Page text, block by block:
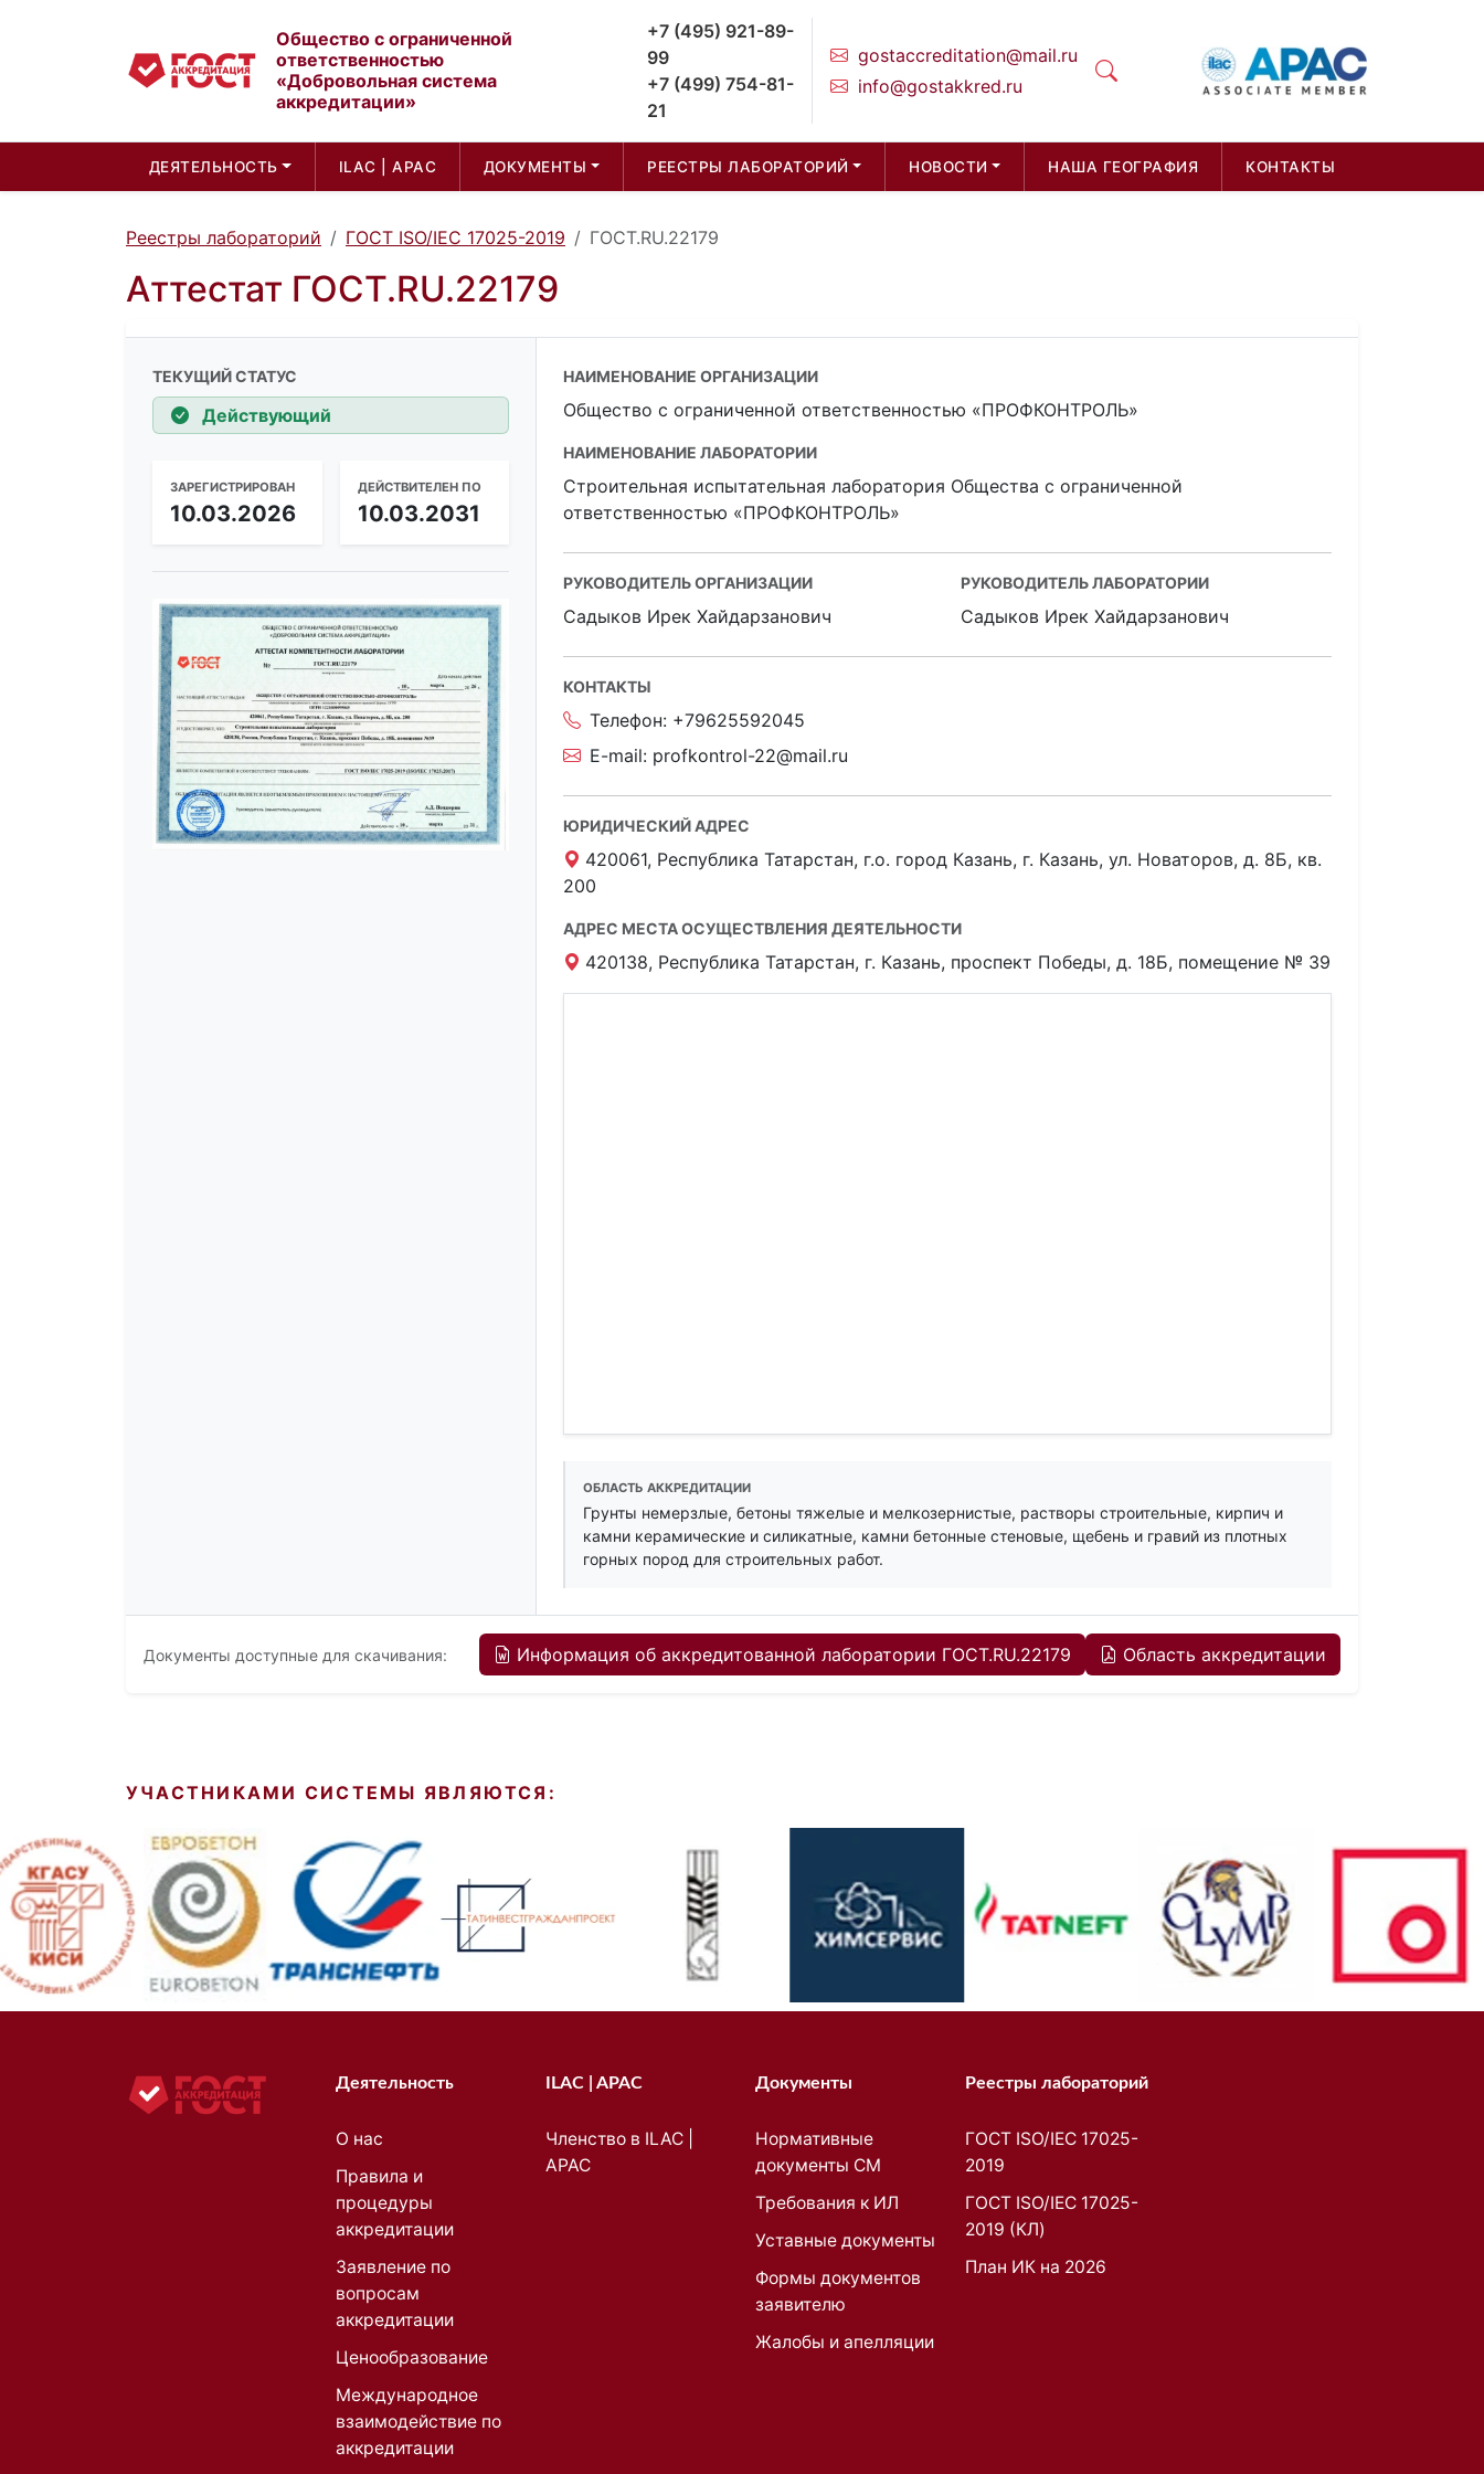
Общество с ограниченной
ответственностью
«Добровольная система
аккредитации»
+7 (495) 921-89-
99
+7 (499) 754-81-
21
gostaccreditation@mail.ru
info@gostakkred.ru
ДЕЯТЕЛЬНОСТЬ ILAC | APAC ДОКУМЕНТЫ РЕЕСТРЫ ЛАБОРАТОРИЙ НОВОСТИ НАША ГЕОГРАФИЯ КОНТАКТЫ
Реестры лабораторий ГОСТ ISO/IEC 17025-2019 ГОСТ.RU.22179
Аттестат ГОСТ.RU.22179
ТЕКУЩИЙ СТАТУС
Действующий
ЗАРЕГИСТРИРОВАН
10.03.2026
ДЕЙСТВИТЕЛЕН ПО
10.03.2031
НАИМЕНОВАНИЕ ОРГАНИЗАЦИИ
Общество с ограниченной ответственностью «ПРОФКОНТРОЛЬ»
НАИМЕНОВАНИЕ ЛАБОРАТОРИИ
Строительная испытательная лаборатория Общества с ограниченной
ответственностью «ПРОФКОНТРОЛЬ»
РУКОВОДИТЕЛЬ ОРГАНИЗАЦИИ
Садыков Ирек Хайдарзанович
РУКОВОДИТЕЛЬ ЛАБОРАТОРИИ
Садыков Ирек Хайдарзанович
КОНТАКТЫ
Телефон: +79625592045
E-mail: profkontrol-22@mail.ru
ЮРИДИЧЕСКИЙ АДРЕС
420061, Республика Татарстан, г.о. город Казань, г. Казань, ул. Новаторов, д. 8Б, кв.
200
АДРЕС МЕСТА ОСУЩЕСТВЛЕНИЯ ДЕЯТЕЛЬНОСТИ
420138, Республика Татарстан, г. Казань, проспект Победы, д. 18Б, помещение № 39
ОБЛАСТЬ АККРЕДИТАЦИИ
Грунты немерзлые, бетоны тяжелые и мелкозернистые, растворы строительные, кирпич и
камни керамические и силикатные, камни бетонные стеновые, щебень и гравий из плотных
горных пород для строительных работ.
Документы доступные для скачивания: Информация об аккредитованной лаборатории ГОСТ.RU.22179 Область аккредитации
УЧАСТНИКАМИ СИСТЕМЫ ЯВЛЯЮТСЯ:
Деятельность
О нас
Правила и
процедуры
аккредитации
Заявление по
вопросам
аккредитации
Ценообразование
Международное
взаимодействие по
аккредитации
ILAC | APAC
Членство в ILAC |
APAC
Документы
Нормативные
документы СМ
Требования к ИЛ
Уставные документы
Формы документов
заявителю
Жалобы и апелляции
Реестры лабораторий
ГОСТ ISO/IEC 17025-
2019
ГОСТ ISO/IEC 17025-
2019 (КЛ)
План ИК на 2026